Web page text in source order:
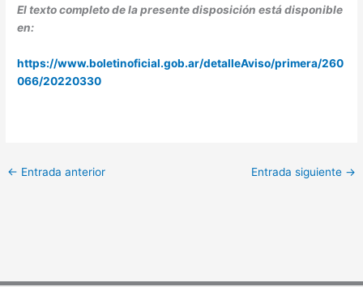
El texto completo de la presente disposición está disponible
en:
https://www.boletinoficial.gob.ar/detalleAviso/primera/260
066/20220330
← Entrada anterior Entrada siguiente →